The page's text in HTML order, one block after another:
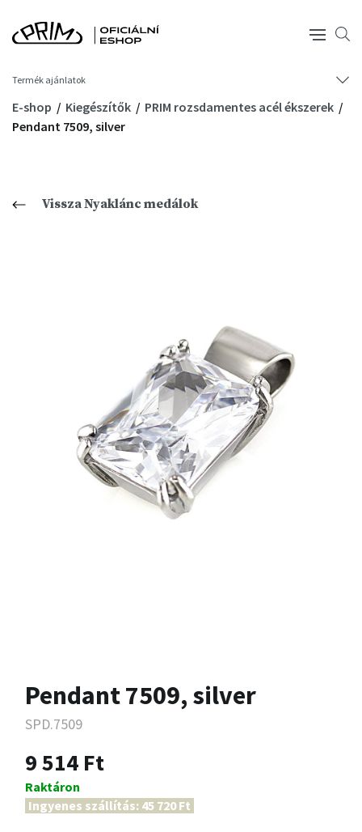
Termék ajánlatok
E-shop Kiegészítők
PRIM rozsdamentes acél ékszerek
Pendant 7509, silver
Vissza Nyaklánc medálok
Pendant 7509, silver
SPD.7509
9 514 Ft
Raktáron
Ingyenes szállítás: 45 720 Ft